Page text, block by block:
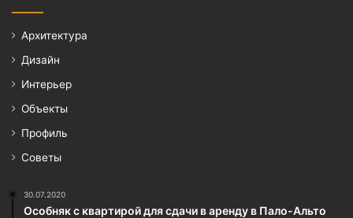
Архитектура
Дизайн
Интерьер
Объекты
Профиль
Советы
30.07.2020
Особняк с квартирой для сдачи в аренду в Пало-Альто